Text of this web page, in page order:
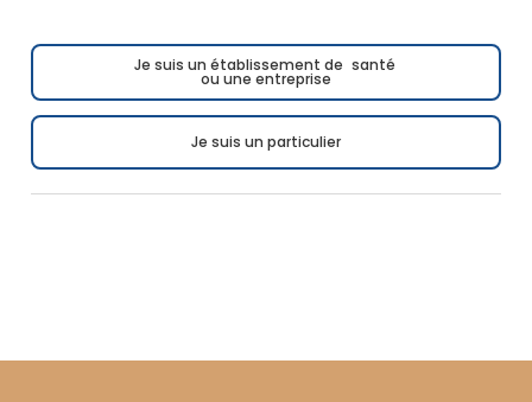
Je suis un établissement de santé
ou une entreprise
Je suis un particulier